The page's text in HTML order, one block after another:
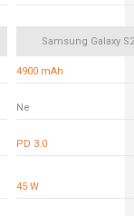
Samsung Galaxy
4900 mAh
Ne
PD 3.0
45 W